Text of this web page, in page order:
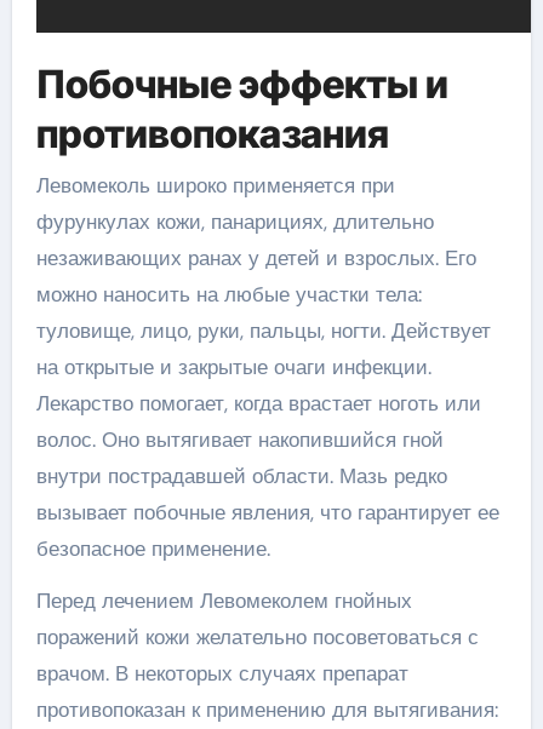
Побочные эффекты и
противопоказания
Левомеколь широко применяется при
фурункулах кожи, панарициях, длительно
незаживающих ранах у детей и взрослых. Его
можно наносить на любые участки тела:
туловище, лицо, руки, пальцы, ногти. Действует
на открытые и закрытые очаги инфекции.
Лекарство помогает, когда врастает ноготь или
волос. Оно вытягивает накопившийся гной
внутри пострадавшей области. Мазь редко
вызывает побочные явления, что гарантирует ее
безопасное применение.
Перед лечением Левомеколем гнойных
поражений кожи желательно посоветоваться с
врачом. В некоторых случаях препарат
противопоказан к применению для вытягивания: